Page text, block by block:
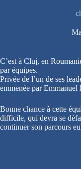
C’est à Cluj, en
par équipes.
Privée de l’un de ses
emmenée par Emmanuel
Bonne chance à cette
difficile, qui devra se
continuer son parcours